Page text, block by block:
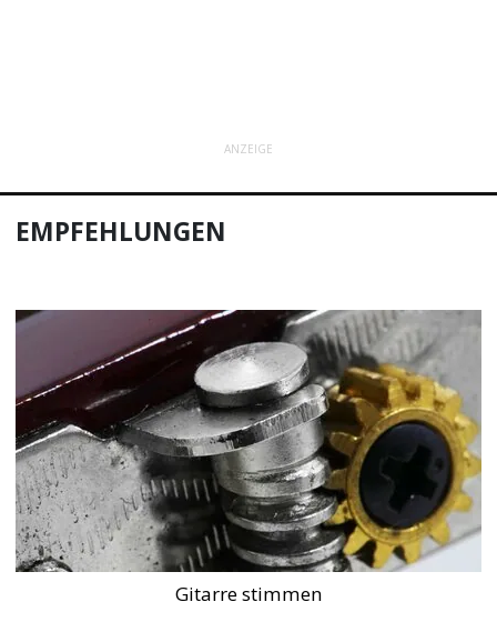
ANZEIGE
EMPFEHLUNGEN
Gitarre stimmen